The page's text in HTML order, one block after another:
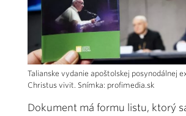
Talianske vydanie apoštolskej posynodálnej
Christus vivit. Snímka: profimedia.sk
Dokument má formu listu, ktorý